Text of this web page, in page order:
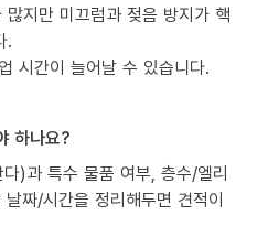
지만 미끄럼과 젖음 방지가 핵
.
시간이 늘어날 수 있습니다.
하나요?
)과 특수 물품 여부, 층수/엘리
짜/시간을 정리해두면 견적이